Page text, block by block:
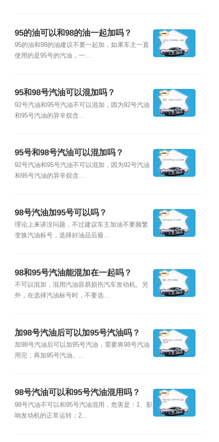
95的油可以和98的油一起加吗？
95的油和98的油建议不要一起加，如果车主一直
使用的是95号的汽油，一...
95和98号汽油可以混加吗？
92号汽油和95号汽油不可以混加，因为92号汽油
和95号汽油的异辛烷含...
95号和98号汽油可以混加吗？
92号汽油和95号汽油不可以混加，因为92号汽油
和95号汽油的异辛烷含...
98号汽油加95号可以吗？
理论上来讲没问题，不过建议车主加油不要频繁
变换汽油标号，选择好油品后最...
98和95号汽油能混加在一起吗？
不可以混加，混用汽油容易损伤汽车发动机。另
外，在选择汽油标号时，不要选...
加98号汽油后可以加95号汽油吗？
加98号汽油后可以加95号汽油，需要将98号汽油
用完，再加95号汽油。...
98号汽油可以和95号汽油混用吗？
98号汽油不可以和95号汽油混用，危害是：1、影
响发动机的正常运转；2...